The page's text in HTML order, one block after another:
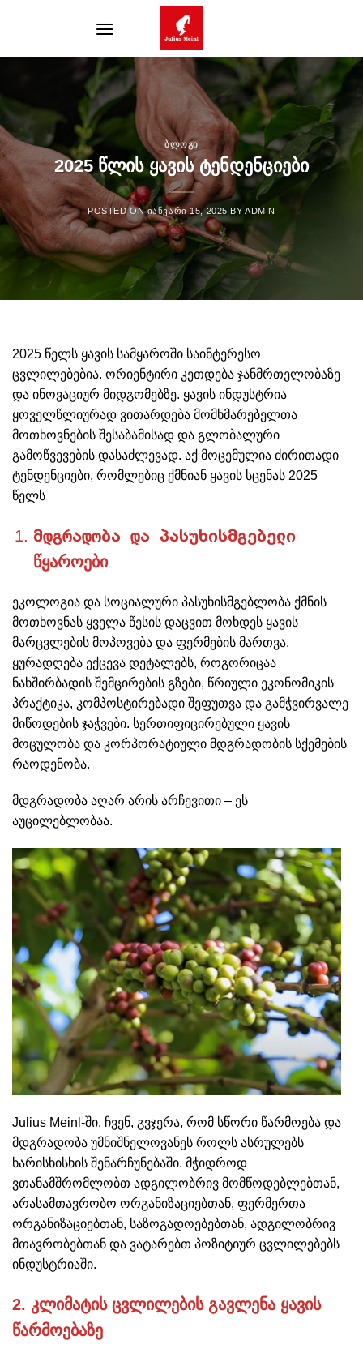
ᲑᲚᲝᲒᲘ
2025 ᲬᲚᲘᲡ ᲧᲐᲕᲘᲡ ᲢᲔᲜᲓᲔᲜᲪᲘᲔᲑᲘ
POSTED ONᲘᲐᲜᲕᲐᲠᲘ 15, 2025 BY ADMIN
2025 წელს ყავის სამყაროში საინტერესო
ცვლილებებია. ორიენტირი კეთდება ჯანმრთელობაზე
და ინოვაციურ მიდგომებზე. ყავის ინდუსტრია
ყოველწლიურად ვითარდება მომხმარებელთა
მოთხოვნების შესაბამისად და გლობალური
გამოწვევების დასაძლევად. აქ მოცემულია ძირითადი
ტენდენციები, რომლებიც ქმნიან ყავის სცენას 2025
წელს
მდგრადობა და პასუხისმგებელი
წყაროები
ეკოლოგია და სოციალური პასუხისმგებლობა ქმნის
მოთხოვნას ყველა წესის დაცვით მოხდეს ყავის
მარცვლების მოპოვება და ფერმების მართვა.
ყურადღება ექცევა დეტალებს, როგორიცაა
ნახშირბადის შემცირების გზები, წრიული ეკონომიკის
პრაქტიკა, კომპოსტირებადი შეფუთვა და გამჭვირვალე
მიწოდების ჯაჭვები. სერთიფიცირებული ყავის
მოცულობა და კორპორატიული მდგრადობის სქემების
რაოდენობა.
მდგრადობა აღარ არის არჩევითი – ეს
აუცილებლობაა.
Julius Meinl-ში, ჩვენ, გვჯერა, რომ სწორი წარმოება და
მდგრადობა უმნიშნელოვანეს როლს ასრულებს
ხარისხისხის შენარჩუნებაში. მჭიდროდ
ვთანამშრომლობთ ადგილობრივ მომწოდებლებთან,
არასამთავრობო ორგანიზაციებთან, ფერმერთა
ორგანიზაციებთან, საზოგადოებებთან, ადგილობრივ
მთავრობებთან და ვატარებთ პოზიტიურ ცვლილებებს
ინდუსტრიაში.
2. კლიმატის ცვლილების გავლენა ყავის
წარმოებაზე